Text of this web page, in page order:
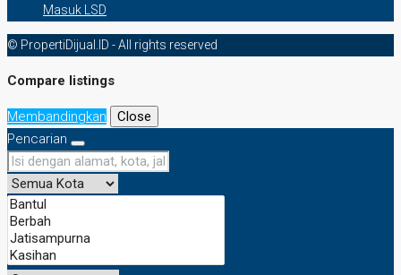
Masuk LSD
© PropertiDijual.ID - All rights reserved
Compare listings
Membandingkan
Close
Pencarian